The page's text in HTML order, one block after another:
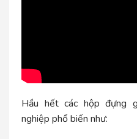
Hầu hết các hộp đựng
nghiệp phổ biến như: